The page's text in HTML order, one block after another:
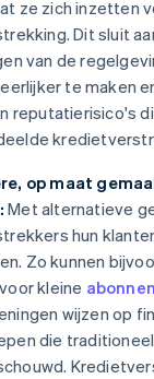
ze zich inzetten
Dit sluit
van de
te maken
reputatierisico's
op maat
Met alternatieve
hun
Zo kunnen
kleine
wijzen op
die